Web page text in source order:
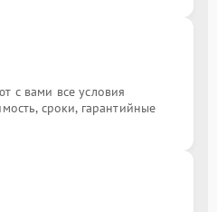
с вами все условия
сроки, гарантийные